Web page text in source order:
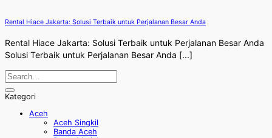
Rental Hiace Jakarta: Solusi Terbaik untuk Perjalanan Besar Anda
Rental Hiace Jakarta: Solusi Terbaik untuk Perjalanan Besar Anda
Solusi Terbaik untuk Perjalanan Besar Anda [...]
Kategori
Aceh
Aceh Singkil
Banda Aceh